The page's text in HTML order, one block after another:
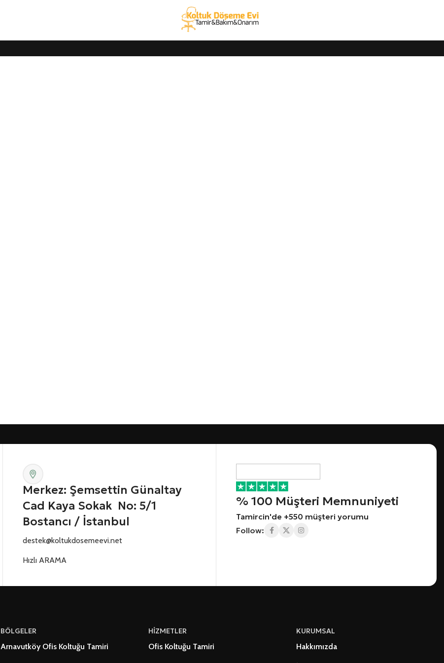
Merkez: Şemsettin Günaltay
Cad Kaya Sokak No: 5/1
Bostancı / İstanbul
destek@koltukdosemeevi.net
Hızlı ARAMA
% 100 Müşteri Memnuniyeti
Tamircin'de +550 müşteri yorumu
Follow:
BÖLGELER
Arnavutköy Ofis Koltuğu Tamiri
HİZMETLER
Ofis Koltuğu Tamiri
KURUMSAL
Hakkımızda